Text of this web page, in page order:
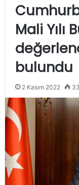
Mali Yılı
bulundu
2 Kasım 2022 33